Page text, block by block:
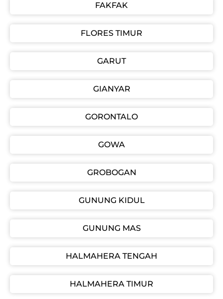
FAKFAK
FLORES TIMUR
GARUT
GIANYAR
GORONTALO
GOWA
GROBOGAN
GUNUNG KIDUL
GUNUNG MAS
HALMAHERA TENGAH
HALMAHERA TIMUR